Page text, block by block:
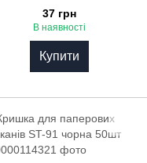
37 грн
В наявності
Купити